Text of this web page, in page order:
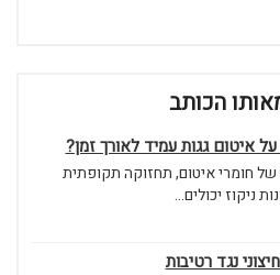
הכותב
איטום גגות עמיד לאורך זמן?
של חומרי איטום, תחזוקה תקופתית
ניקוז יכולים...
נגד רטיבות